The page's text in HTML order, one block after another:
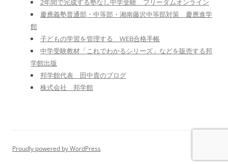
2年間で完成する塾なし中学受験 フリーダムオンライン
慶應義塾普通部・中等部・湘南藤沢中等部対策 慶應進学
館
子どもの学習を管理する WEB合格手帳
中学受験教材「これでわかるシリーズ」などを販売する邦
学館出版
邦学館代表 田中貴のブログ
株式会社 邦学館
Proudly powered by WordPress